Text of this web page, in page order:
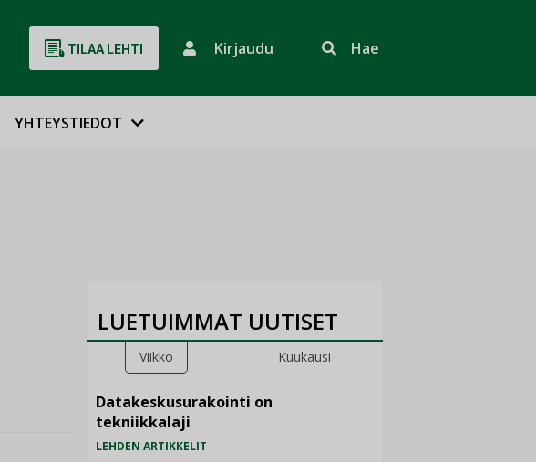
TILAA LEHTI Kirjaudu Hae
YHTEYSTIEDOT
LUETUIMMAT UUTISET
Viikko Kuukausi
Datakeskusurakointi on
tekniikkalaji
LEHDEN ARTIKKELIT